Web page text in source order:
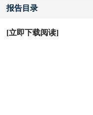
报告目录
[立即下载阅读]